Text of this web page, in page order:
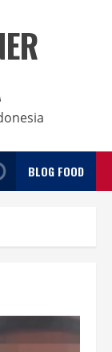
BLOG FOOD